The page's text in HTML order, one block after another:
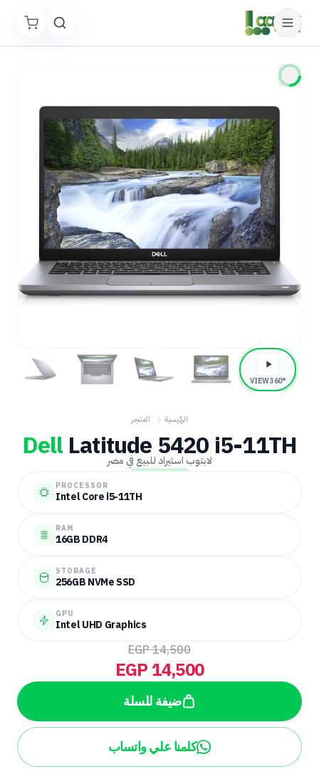
360° VIEW
الرئيسية المتجر
Dell Latitude 5420 i5-11TH
لابتوب استيراد للبيع في مصر
PROCESSOR
Intel Core i5-11TH
RAM
16GB DDR4
STORAGE
256GB NVMe SSD
GPU
Intel UHD Graphics
EGP 14,500
EGP 14,500
ضيفة للسلة
كلمنا علي واتساب